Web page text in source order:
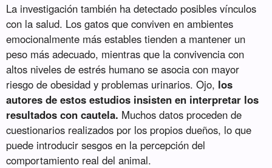
La investigación también ha detectado posibles vínculos
con la salud. Los gatos que conviven en ambientes
emocionalmente más estables tienden a mantener un
peso más adecuado, mientras que la convivencia con
altos niveles de estrés humano se asocia con mayor
riesgo de obesidad y problemas urinarios. Ojo, los
autores de estos estudios insisten en interpretar los
resultados con cautela. Muchos datos proceden de
cuestionarios realizados por los propios dueños, lo que
puede introducir sesgos en la percepción del
comportamiento real del animal.